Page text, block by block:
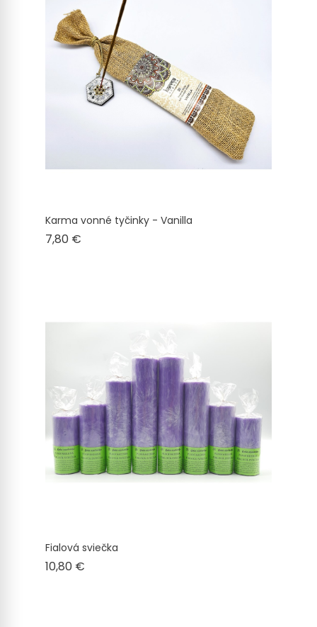
Karma vonné tyčinky - Vanilla
7,80 €
Fialová sviečka
10,80 €